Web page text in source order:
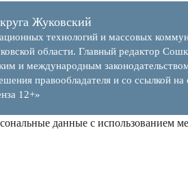
Жуковский
технологий и массовых
области. Главный редактор
и международным
правообладателя и со ссылкой на
12+»
данные с использованием